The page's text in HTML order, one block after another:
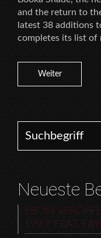
and the return to
latest 38 additions
completes its list
Weiter
Search for:
Neueste
EBOW
1990“ FEAT.